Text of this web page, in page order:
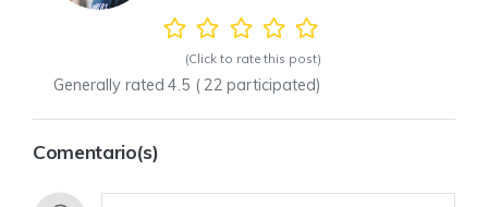
(Click to rate this post)
Generally rated 4.5 ( 22 participated)
Comentario(s)